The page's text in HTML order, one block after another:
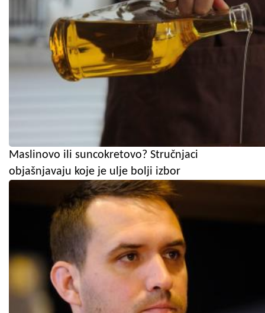
Maslinovo ili suncokretovo? Stručnjaci
objašnjavaju koje je ulje bolji izbor